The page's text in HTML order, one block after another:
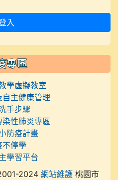
入
專區
學虛擬教室
自主健康管理
手步驟
染性肺炎專區
防疫計畫
不停學
學習平台
2024 網站維護 桃園市